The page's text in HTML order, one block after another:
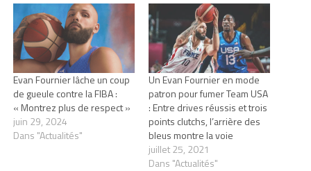
Evan Fournier lâche un coup
de gueule contre la FIBA :
« Montrez plus de respect »
juin 29, 2024
Dans "Actualités"
Un Evan Fournier en mode
patron pour fumer Team USA
: Entre drives réussis et trois
points clutchs, l’arrière des
bleus montre la voie
juillet 25, 2021
Dans "Actualités"